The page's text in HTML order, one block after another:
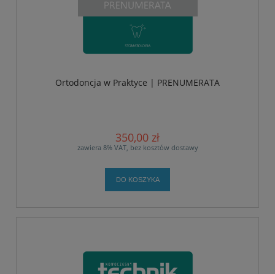
Ortodoncja w Praktyce | PRENUMERATA
350,00 zł
zawiera 8% VAT, bez kosztów dostawy
DO KOSZYKA